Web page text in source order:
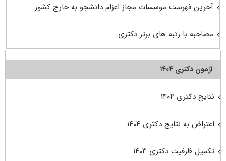
آخرین فهرست موسسات مجاز اعزام دانشجو به خارج کشور
مصاحبه با رتبه های برتر دکتری
آزمون دکتری ۱۴۰۴
نتایج دکتری ۱۴۰۴
اعتراض به نتایج دکتری ۱۴۰۴
تکمیل ظرفیت دکتری ۱۴۰۳